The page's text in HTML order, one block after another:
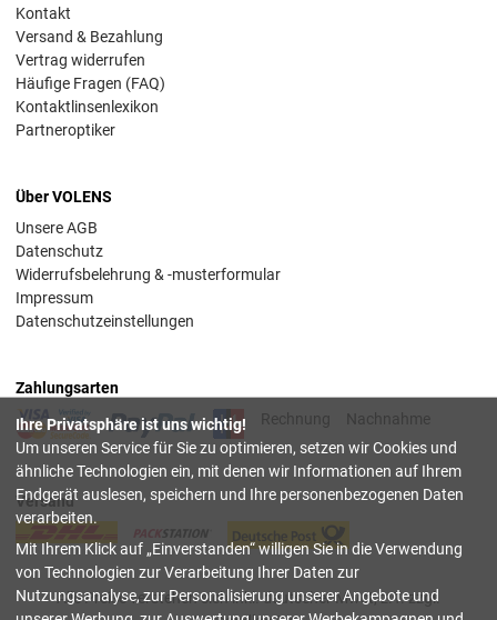
Kontakt
Versand & Bezahlung
Vertrag widerrufen
Häufige Fragen (FAQ)
Kontaktlinsenlexikon
Partneroptiker
Über VOLENS
Unsere AGB
Datenschutz
Widerrufsbelehrung & -musterformular
Impressum
Datenschutzeinstellungen
Zahlungsarten
Rechnung
Nachnahme
Versand
Alle Preise verstehen sich inkl. deutscher Mwst, z.T. zzgl.
Ihre Privatsphäre ist uns wichtig!
Um unseren Service für Sie zu optimieren, setzen wir Cookies und
ähnliche Technologien ein, mit denen wir Informationen auf Ihrem
Endgerät auslesen, speichern und Ihre personenbezogenen Daten
verarbeiten.
Mit Ihrem Klick auf Einverstanden willigen Sie in die Verwendung
von Technologien zur Verarbeitung Ihrer Daten zur
Nutzungsanalyse, zur Personalisierung unserer Angebote und